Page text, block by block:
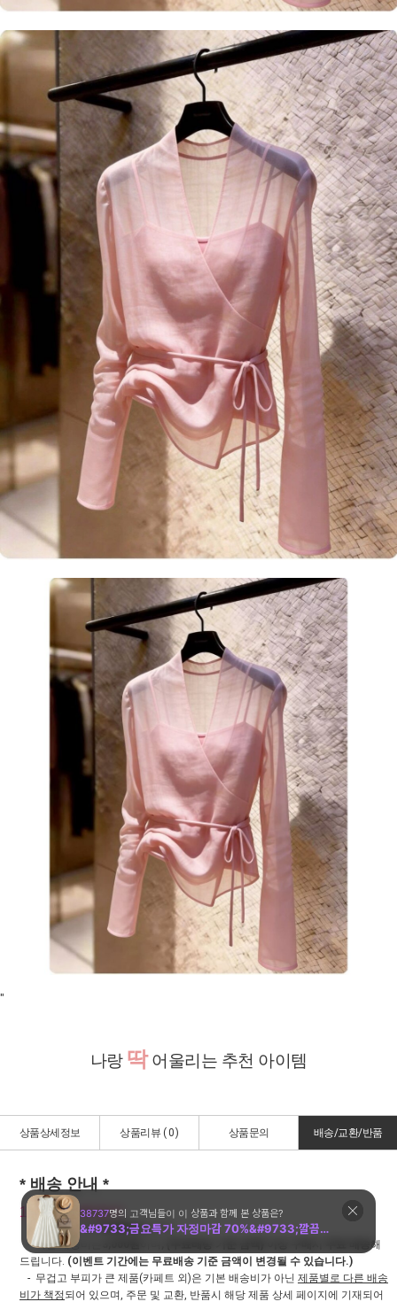
"
나랑 딱어울리는 추천 아이템
상품상세정보 상품리뷰 ( 0) 상품문의 배송/교환/반품
* 배송 안내 *
1. 택배사/배송비
- 택배사는CJ 대한통운 입니다.
- 기본 배송비는
해
드립니다. (이벤트 기간에는 무료배송 기준 금액이 변경될 수 있습니다.)
- 무겁고 부피가 큰 제품(카페트 외)은 기본 배송비가 아닌 제품별로 다른 배송
비가 책정되어 있으며, 주문 및 교환, 반품시 해당 제품 상세 페이지에 기재되어